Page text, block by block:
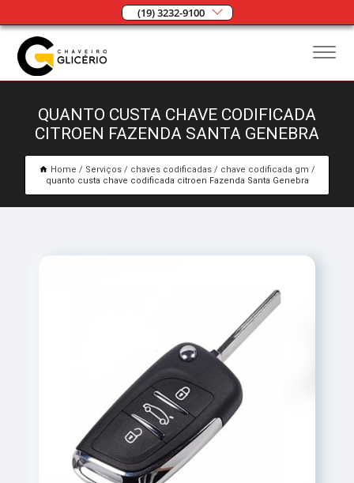
(19) 3232-9100
QUANTO CUSTA CHAVE CODIFICADA
CITROEN FAZENDA SANTA GENEBRA
Home Serviços chaves codificadas
chave codificada gm
quanto custa chave codificada citroen Fazenda Santa Genebra